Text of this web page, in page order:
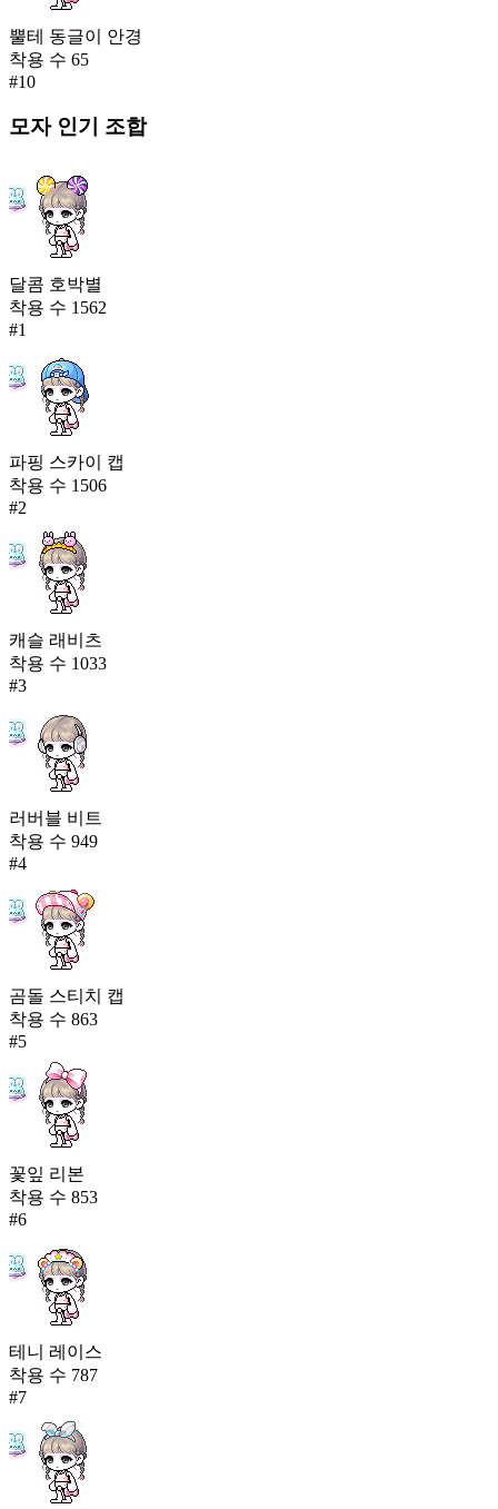
뿔테 동글이 안경
착용 수 65
#10
모자인기 조합
달콤 호박별
착용 수 1562
#1
파핑 스카이 캡
착용 수 1506
#2
캐슬 래비츠
착용 수 1033
#3
러버블 비트
착용 수 949
#4
곰돌 스티치 캡
착용 수 863
#5
꽃잎 리본
착용 수 853
#6
테니 레이스
착용 수 787
#7